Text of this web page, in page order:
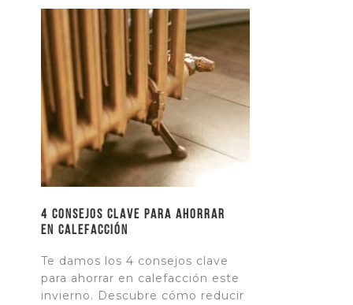
4 Consejos clave para ahorrar
en calefacción
Te damos los 4 consejos clave
para ahorrar en calefacción este
invierno. Descubre cómo reducir